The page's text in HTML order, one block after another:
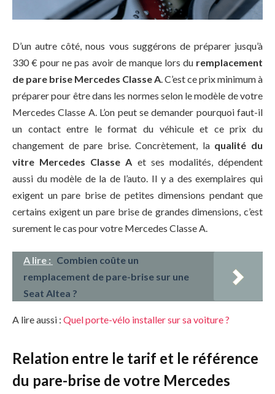
D’un autre côté, nous vous suggérons de préparer jusqu’à
330 € pour ne pas avoir de manque lors du remplacement
de pare brise Mercedes Classe A. C’est ce prix minimum à
préparer pour être dans les normes selon le modèle de votre
Mercedes Classe A. L’on peut se demander pourquoi faut-il
un contact entre le format du véhicule et ce prix du
changement de pare brise. Concrètement, la qualité du
vitre Mercedes Classe A et ses modalités, dépendent
aussi du modèle de la de l’auto. Il y a des exemplaires qui
exigent un pare brise de petites dimensions pendant que
certains exigent un pare brise de grandes dimensions, c’est
surement le cas pour votre Mercedes Classe A.
A lire : Combien coûte un
remplacement de pare-brise sur une
Seat Altea ?
A lire aussi : Quel porte-vélo installer sur sa voiture ?
Relation entre le tarif et le référence
du pare-brise de votre Mercedes